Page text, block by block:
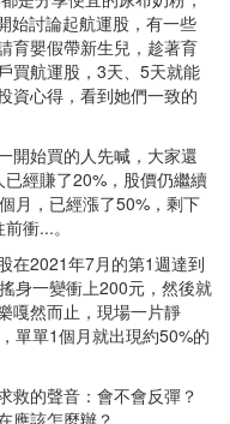
始討論起航運股，有一些
育嬰假帶新生兒，趁著育
買航運股，3天、5天就能
資心得，看到她們一致的
開始買的人先喊，大家還
經賺了20%，股價仍繼續
月，已經漲了50%，剩下
衝...。
在2021年7月的第1週達到
身一變衝上200元，然後就
嘎然而止，現場一片靜
單單1個月就出現約50%的
救的聲音：會不會反彈？
應該怎麼辦？